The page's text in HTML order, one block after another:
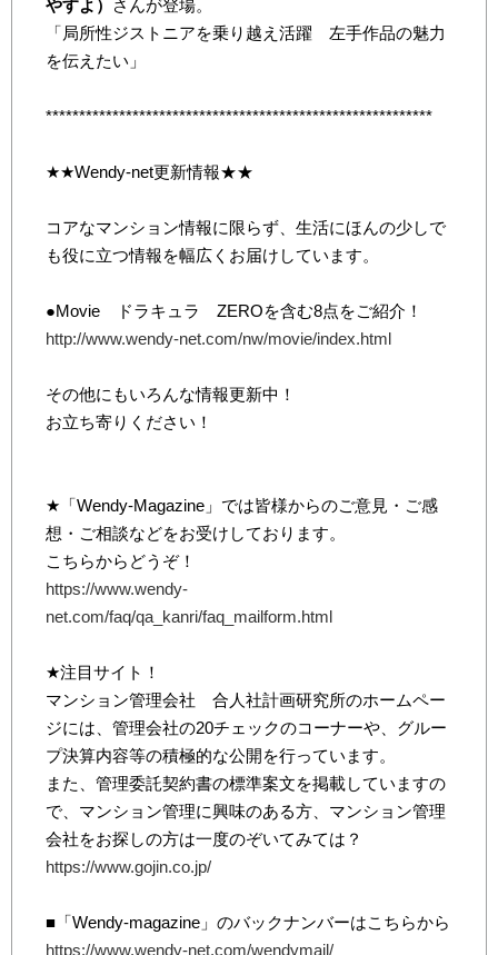
やすよ）
さんが登場。
「局所性ジストニアを乗り越え活躍 左手作品の魅力
を伝えたい」
**********************************************************
★★Wendy-net更新情報★★
コアなマンション情報に限らず、生活にほんの少しで
も役に立つ情報を幅広くお届けしています。
●Movie ドラキュラ ZEROを含む8点をご紹介！
http://www.wendy-net.com/nw/movie/index.html
その他にもいろんな情報更新中！
お立ち寄りください！
★「Wendy-Magazine」では皆様からのご意見・ご感
想・ご相談などをお受けしております。
こちらからどうぞ！
https://www.wendy-
net.com/faq/qa_kanri/faq_mailform.html
★注目サイト！
マンション管理会社 合人社計画研究所のホームペー
ジには、管理会社の20チェックのコーナーや、グルー
プ決算内容等の積極的な公開を行っています。
また、管理委託契約書の標準案文を掲載していますの
で、マンション管理に興味のある方、マンション管理
会社をお探しの方は一度のぞいてみては？
https://www.gojin.co.jp/
■「Wendy-magazine」のバックナンバーはこちらから
https://www.wendy-net.com/wendymail/